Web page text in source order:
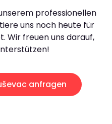
professionellen
uns noch heute für
Wir freuen uns darauf,
anfragen